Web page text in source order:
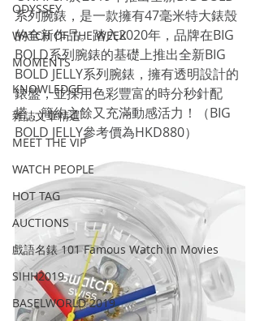
ODYSSEY
WATCH OF THE WEEK
MOMENTS
KNOWLEDGE
雜誌文章精選
MEET THE VIP
WATCH PEOPLE
HOT TAG
AUCTIONS
戲語名錶 101 Famous Watch in Movies
SIHH2019
BASELWORLD 2019
系列腕錶，是一款擁有47毫米特大錶殼
的全新作品。踏入2020年，品牌在BIG
BOLD系列腕錶的基礎上推出全新BIG
BOLD JELLY系列腕錶，擁有透明設計的
錶盤，並採用色彩豐富的時分秒針配
搭，簡約之餘又充滿動感活力！（BIG
BOLD JELLY參考價為HKD880）